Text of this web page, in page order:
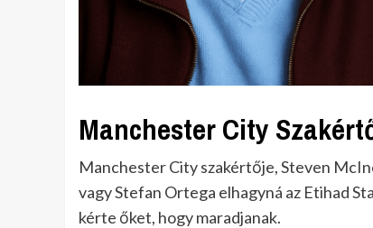
Manchester City
Manchester City szakértője, Steven
vagy Stefan Ortega elhagyná az Etihad
kérte őket, hogy maradjanak.